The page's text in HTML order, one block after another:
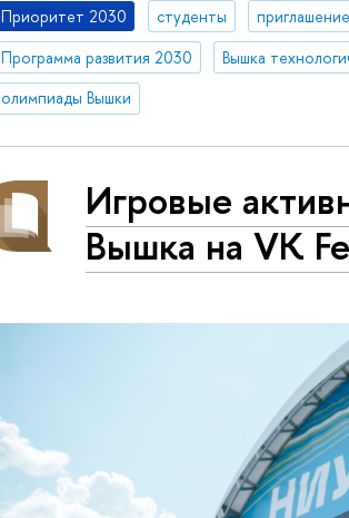
Приоритет 2030 студенты
Программа развития 2030
Вышка
олимпиады Вышки
Игровые
Вышка на VK